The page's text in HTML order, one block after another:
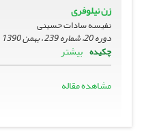
زن نیلوفری
نفیسه سادات حسینی
دوره 20، شماره 239 ، بهمن 1390
چکیده بیشتر
مشاهده مقاله